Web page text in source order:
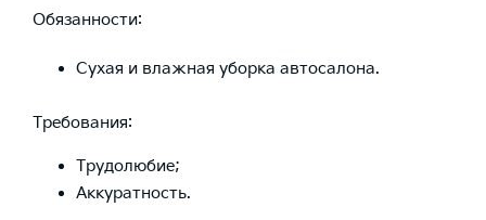
Обязанности:
Сухая и влажная уборка автосалона.
Требования:
Трудолюбие;
Аккуратность.